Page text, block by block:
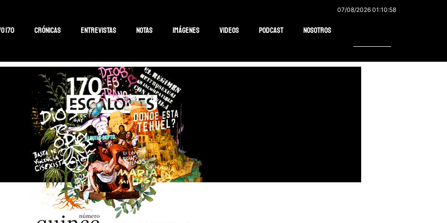
07/08/2026 01:10:58
170 Crónicas Entrevistas Notas Imágenes Videos Podcast Nosotros